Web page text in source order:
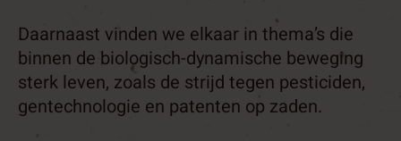
Daarnaast vinden we elkaar in thema’s die
binnen de biologisch-dynamische beweging
sterk leven, zoals de strijd tegen pesticiden,
gentechnologie en patenten op zaden.